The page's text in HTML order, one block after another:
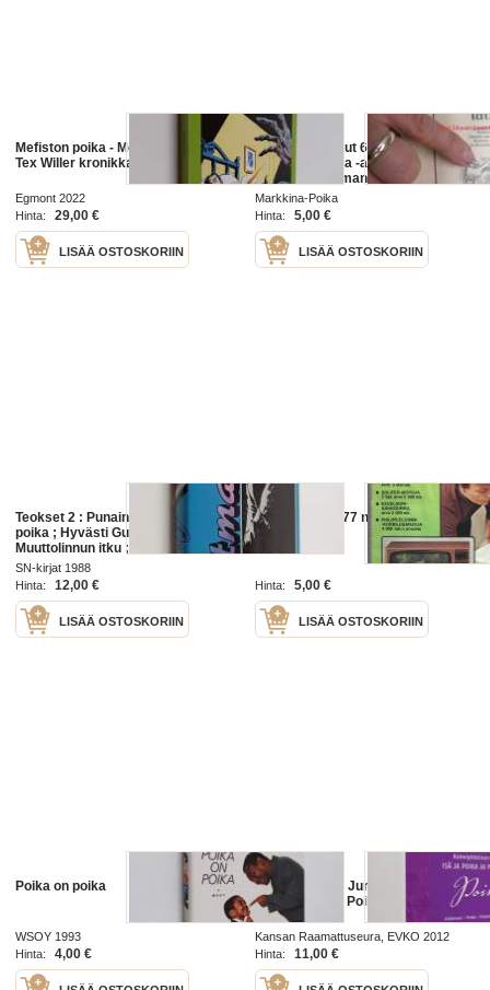
Mefiston poika - Mefiston poika -
Tex Willer kronikka
Egmont 2022
Hinta:
29,00 €
LISÄÄ OSTOSKORIIN
Uusimmat laulut 66. - Kustansi
Markkina-Poika -arkkiviisumainen
laulupainate ilman tarkempia
painatustietoja
Markkina-Poika
Hinta:
5,00 €
LISÄÄ OSTOSKORIIN
Teokset 2 : Punainen omena ; Isä ja
poika ; Hyvästi Gulsary ;
Muuttolinnun itku ; Sotilaan poika
SN-kirjat 1988
Hinta:
12,00 €
LISÄÄ OSTOSKORIIN
Joka Poika 1977 nr 9 Joka Poika
40 vuotta
Hinta: 5,00 €
LISÄÄ OSTOSKORIIN
Poika on poika
WSOY 1993
Hinta:
4,00 €
Kolmiyhteinen Jumala : Isä, Poika
ja Pyhä Henki, Poika, ohjaajan
opas (lila)
Kansan Raamattuseura, EVKO 2012
Hinta:
11,00 €